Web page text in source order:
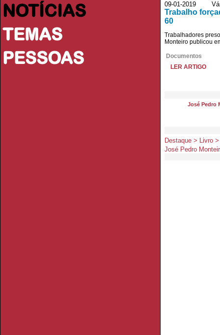
NOTÍCIAS
TEMAS
PESSOAS
09-01-2019
Trabalho
60
Trabalhadores
Monteiro publicou
Documentos
LER ARTIGO
José Pedro
Destaque > Livro
José Pedro